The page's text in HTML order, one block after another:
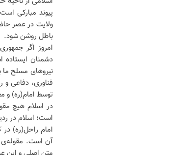
پیوند مبارکی
ولایت در عصر
باطل روشن شود.
امروز اگر
دشمنان ایستاده
نیروهای مسلح ما
فناوری، دفاعی و
توسط امام(ره) و
در اسلام هیچ
است؛ اسلام در
امام راحل(ره)
آن است. مقوله‌ی